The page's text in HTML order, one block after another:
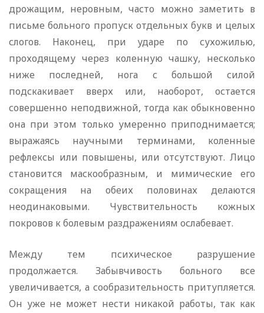
дрожащим, неровным, часто можно заметить в
письме больного пропуск отдельных букв и целых
слогов. Наконец, при ударе по сухожилью,
проходящему через коленную чашку, несколько
ниже последней, нога с большой силой
подскакивает вверх или, наоборот, остается
совершенно неподвижной, тогда как обыкновенно
она при этом только умеренно приподнимается;
выражаясь научными терминами, коленные
рефлексы или повышены, или отсутствуют. Лицо
становится маскообразным, и мимические его
сокращения на обеих половинах делаются
неодинаковыми. Чувствительность кожных
покровов к болевым раздражениям ослабевает.
Между тем психическое разрушение
продолжается. Забывчивость больного все
увеличивается, а сообразительность притупляется.
Он уже не может нести никакой работы, так как